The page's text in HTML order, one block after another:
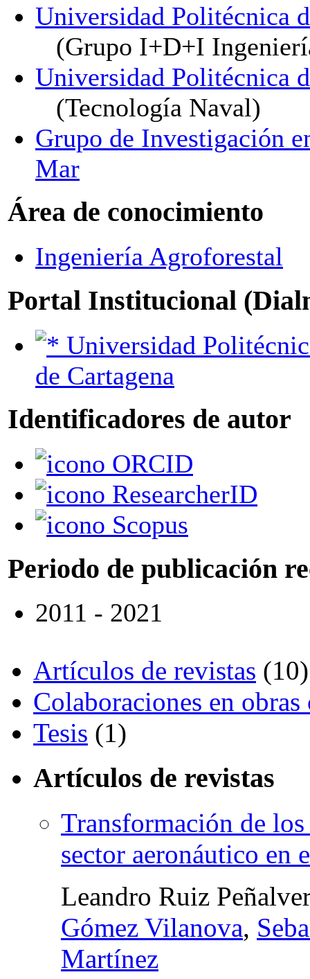
Universidad Politécnica
(Grupo I+D+I
Universidad Politécnica
(Tecnología Naval)
Grupo de Investigación
Mar
Área de conocimiento
Ingeniería Agroforestal
Portal Institucional
de Cartagena
Identificadores de autor
ORCID
ResearcherID
Scopus
Periodo de publicación
2011 - 2021
Artículos de revistas (10)
Colaboraciones en
Tesis (1)
Artículos de revistas
Transformación de
sector aeronáutico en
Leandro Ruiz
Gómez Vilanova,
Martínez